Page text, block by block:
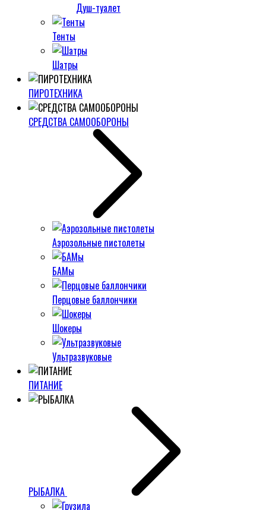
Душ-туалет
Тенты
Шатры
ПИРОТЕХНИКА
СРЕДСТВА САМООБОРОНЫ
Аэрозольные пистолеты
БАМы
Перцовые баллончики
Шокеры
Ультразвуковые
ПИТАНИЕ
РЫБАЛКА